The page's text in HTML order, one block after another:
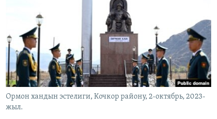
ЭЖЕ-СИҢДИЛЕР
АЗАТТЫК+
ЫҢГАЙСЫЗ СУРООЛОР
ОНЛАЙН ШЕРИНЕ
ЭЕ/АРнун бардык сайттары
Ормон хандын эстелиги, Кочкор району, 2-октябрь, 2023-
жыл.